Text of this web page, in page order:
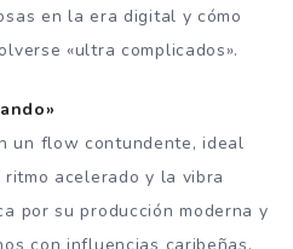
en la era digital y cómo
«ultra complicados».
un flow contundente, ideal
acelerado y la vibra
por su producción moderna y
con influencias caribeñas.